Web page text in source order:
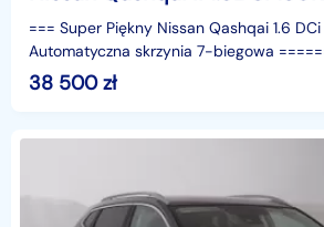
=== Super Piękny Nissan Qashqai 1.6 DCi
Automatyczna skrzynia 7-biegowa
Biały - perła - metalic ====== 5 -
38 500zł